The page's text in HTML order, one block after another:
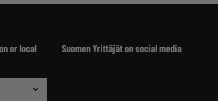
or local Suomen Yrittäjät on social media